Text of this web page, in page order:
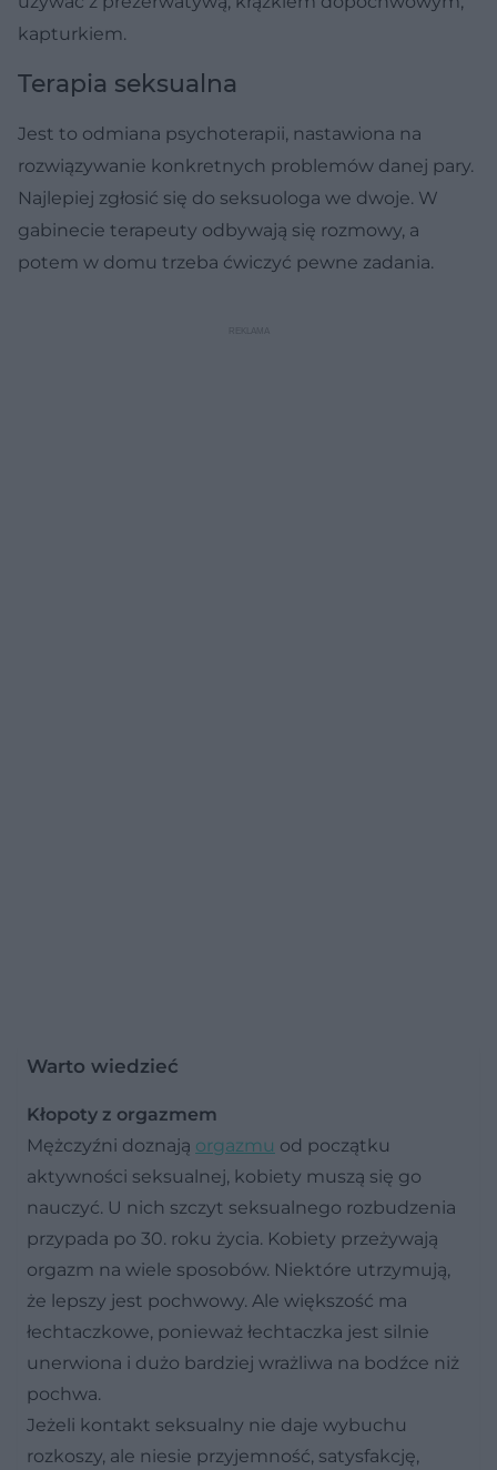
kapturkiem.
Terapia seksualna
Jest to odmiana psychoterapii, nastawiona na
rozwiązywanie konkretnych problemów danej pary.
Najlepiej zgłosić się do seksuologa we dwoje. W
gabinecie terapeuty odbywają się rozmowy, a
potem w domu trzeba ćwiczyć pewne zadania.
Warto wiedzieć
Kłopoty z orgazmem
Mężczyźni doznają orgazmu od początku
aktywności seksualnej, kobiety muszą się go
nauczyć. U nich szczyt seksualnego rozbudzenia
przypada po 30. roku życia. Kobiety przeżywają
orgazm na wiele sposobów. Niektóre utrzymują,
że lepszy jest pochwowy. Ale większość ma
łechtaczkowe, ponieważ łechtaczka jest silnie
unerwiona i dużo bardziej wrażliwa na bodźce niż
pochwa.
Jeżeli kontakt seksualny nie daje wybuchu
rozkoszy, ale niesie przyjemność, satysfakcję,